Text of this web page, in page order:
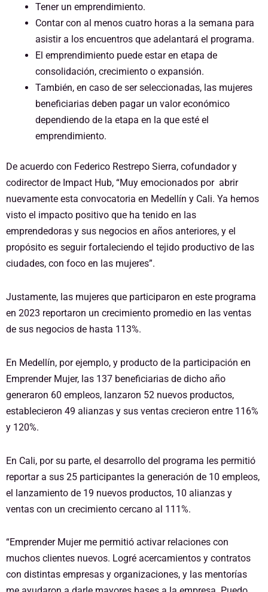
Tener un emprendimiento.
Contar con al menos cuatro horas a la semana para
asistir a los encuentros que adelantará el programa.
El emprendimiento puede estar en etapa de
consolidación, crecimiento o expansión.
También, en caso de ser seleccionadas, las mujeres
beneficiarias deben pagar un valor económico
dependiendo de la etapa en la que esté el
emprendimiento.
De acuerdo con Federico Restrepo Sierra, cofundador y
codirector de Impact Hub, “Muy emocionados por abrir
nuevamente esta convocatoria en Medellín y Cali. Ya hemos
visto el impacto positivo que ha tenido en las
emprendedoras y sus negocios en años anteriores, y el
propósito es seguir fortaleciendo el tejido productivo de las
ciudades, con foco en las mujeres”.
Justamente, las mujeres que participaron en este programa
en 2023 reportaron un crecimiento promedio en las ventas
de sus negocios de hasta 113%.
En Medellín, por ejemplo, y producto de la participación en
Emprender Mujer, las 137 beneficiarias de dicho año
generaron 60 empleos, lanzaron 52 nuevos productos,
establecieron 49 alianzas y sus ventas crecieron entre 116%
y 120%.
En Cali, por su parte, el desarrollo del programa les permitió
reportar a sus 25 participantes la generación de 10 empleos,
el lanzamiento de 19 nuevos productos, 10 alianzas y
ventas con un crecimiento cercano al 111%.
“Emprender Mujer me permitió activar relaciones con
muchos clientes nuevos. Logré acercamientos y contratos
con distintas empresas y organizaciones, y las mentorías